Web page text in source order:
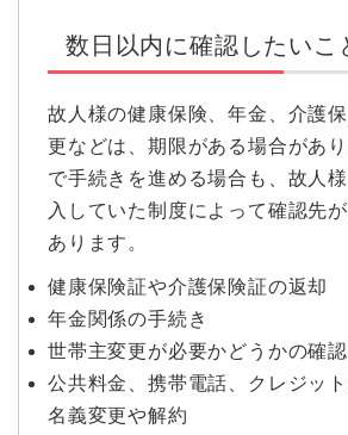
数日以内に確認したいこ
故人様の健康保険、年金、介護
更などは、期限がある場合があ
で手続きを進める場合も、故人
入していた制度によって確認先
あります。
健康保険証や介護保険証の返却
年金関係の手続き
世帯主変更が必要かどうかの確認
公共料金、携帯電話、クレジッ
名義変更や解約